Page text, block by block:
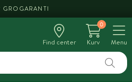
GROGARANTI
Find center
0
Kurv
Menu